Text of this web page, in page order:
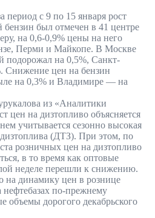
период с 9 по 15 января рост
был отмечен в 41 центре
на 0,6-0,9% цены на него
Перми и Майкопе. В Москве
подорожал на 0,5%, Санкт-
Снижение цен на бензин
на 0,3% и Владимире — на
из «Аналитики
цен на дизтопливо объясняется
учитывается сезонно высокая
(ДТЗ). При этом, по
розничных цен на дизтопливо
в то время как оптовые
неделе перешли к снижению.
на динамику цен в рознице
нефтебазах по-прежнему
объемы дорогого декабрьского